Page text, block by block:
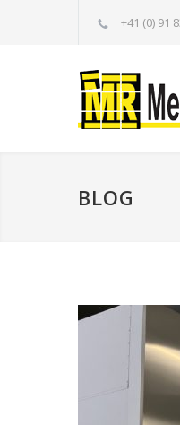
+41 (0) 91
BLOG